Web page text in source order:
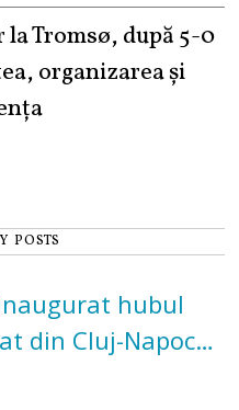
Tromsø, după 5-0
organizarea și
POSTS
hubul
din Cluj-Napoca.
de euro